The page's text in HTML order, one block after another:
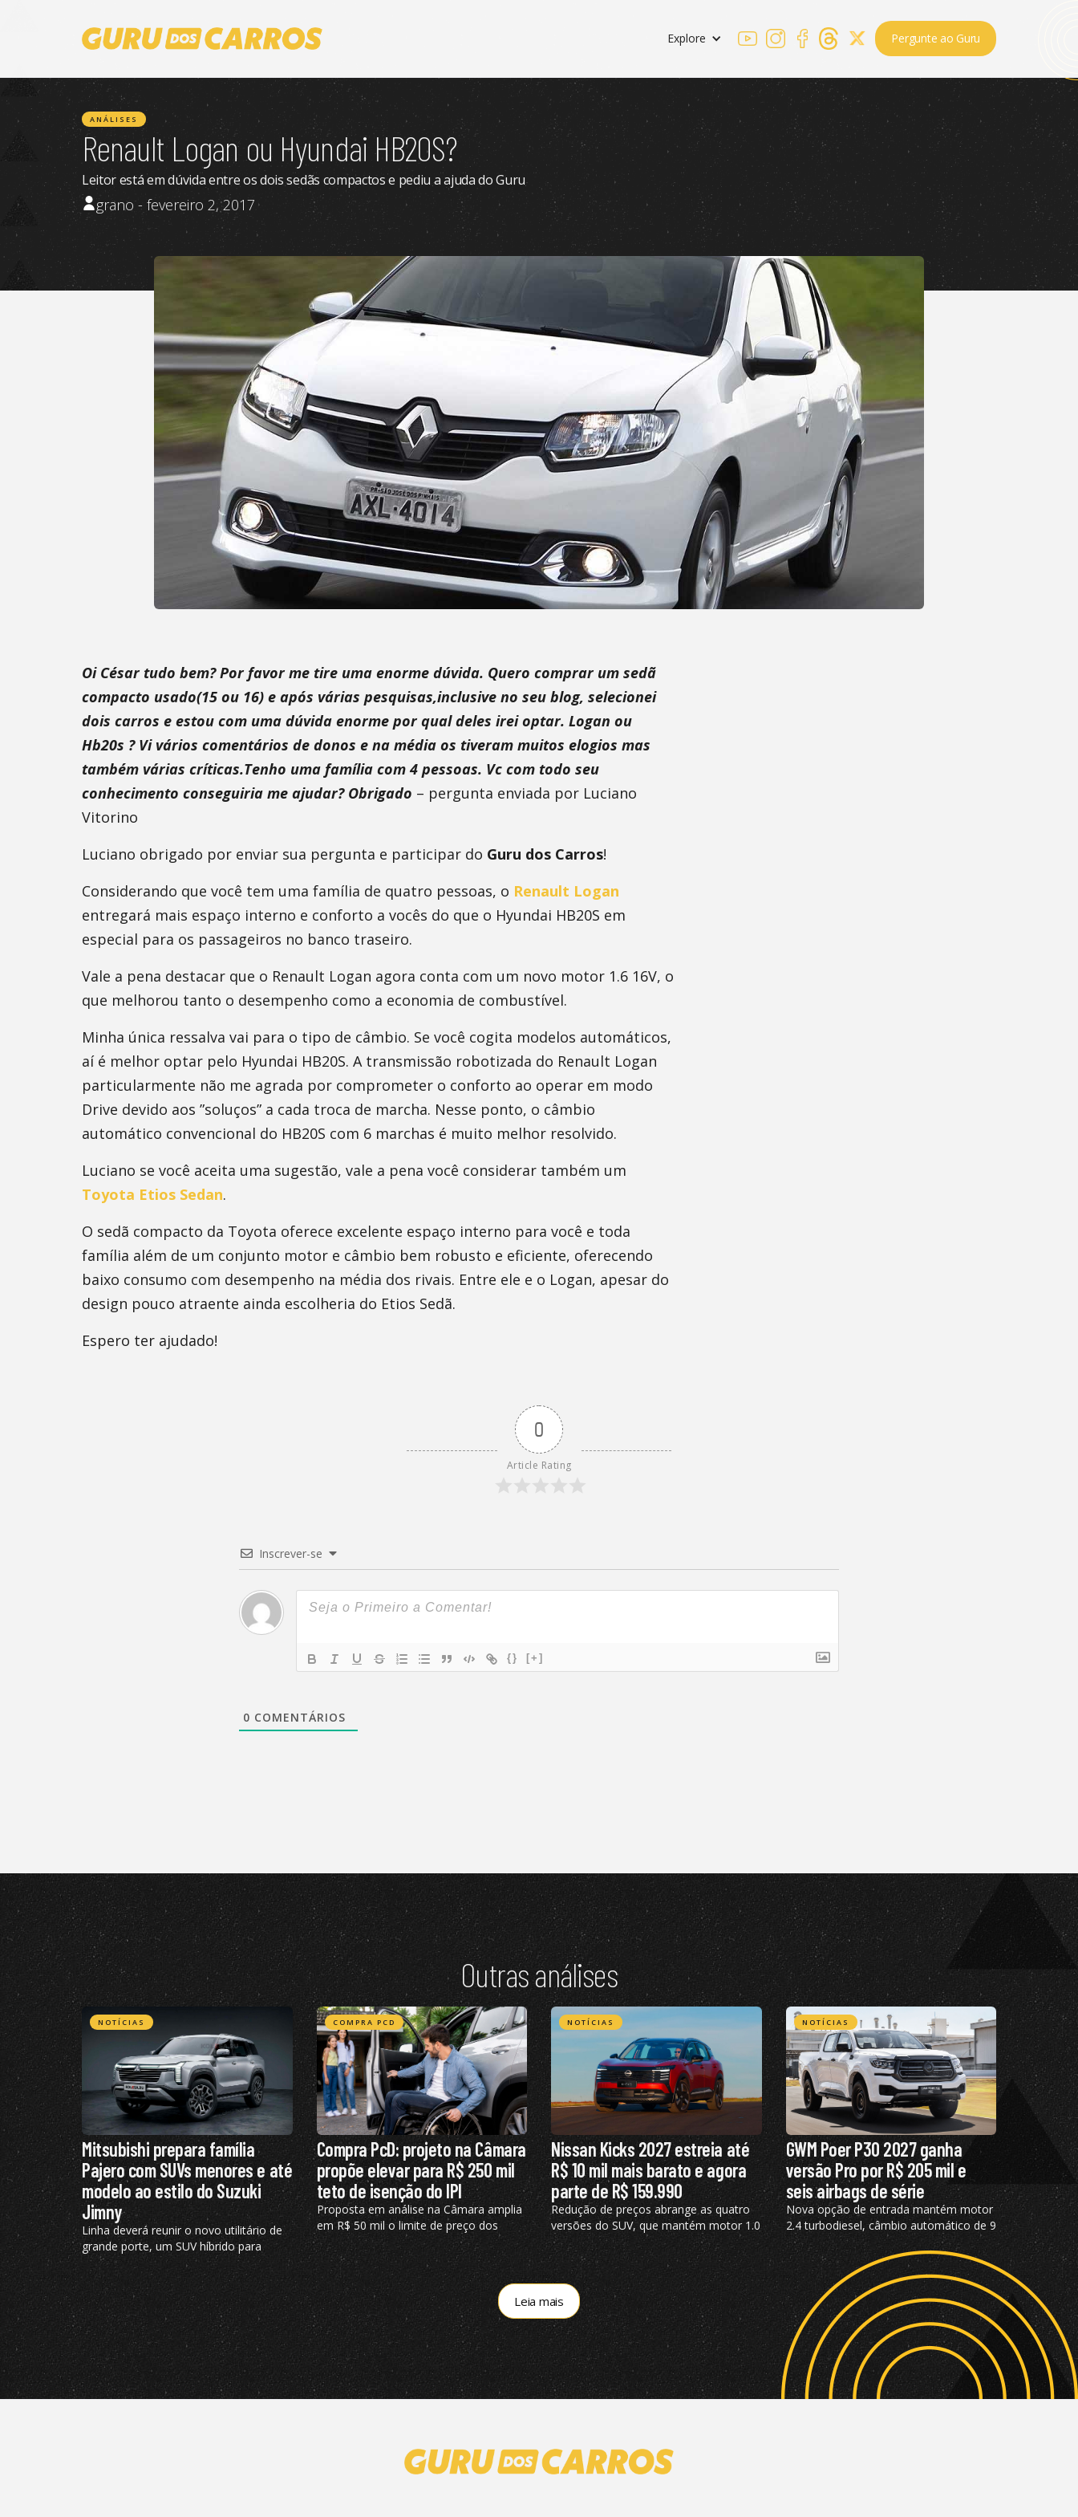
Explore Pergunte ao Guru
ANÁLISES
Renault Logan ou Hyundai HB20S?
Leitor está em dúvida entre os dois sedãs compactos e pediu a ajuda do Guru
grano - fevereiro 2, 2017
Oi César tudo bem? Por favor me tire uma enorme dúvida. Quero comprar um sedã
compacto usado(15 ou 16) e após várias pesquisas,inclusive no seu blog, selecionei
dois carros e estou com uma dúvida enorme por qual deles irei optar. Logan ou
Hb20s ? Vi vários comentários de donos e na média os tiveram muitos elogios mas
também várias críticas.Tenho uma família com 4 pessoas. Vc com todo seu
conhecimento conseguiria me ajudar? Obrigado – pergunta enviada por Luciano
Vitorino
Luciano obrigado por enviar sua pergunta e participar do Guru dos Carros!
Considerando que você tem uma família de quatro pessoas, o Renault Logan
entregará mais espaço interno e conforto a vocês do que o Hyundai HB20S em
especial para os passageiros no banco traseiro.
Vale a pena destacar que o Renault Logan agora conta com um novo motor 1.6 16V, o
que melhorou tanto o desempenho como a economia de combustível.
Minha única ressalva vai para o tipo de câmbio. Se você cogita modelos automáticos,
aí é melhor optar pelo Hyundai HB20S. A transmissão robotizada do Renault Logan
particularmente não me agrada por comprometer o conforto ao operar em modo
Drive devido aos ”soluços” a cada troca de marcha. Nesse ponto, o câmbio
automático convencional do HB20S com 6 marchas é muito melhor resolvido.
Luciano se você aceita uma sugestão, vale a pena você considerar também um
Toyota Etios Sedan.
O sedã compacto da Toyota oferece excelente espaço interno para você e toda
família além de um conjunto motor e câmbio bem robusto e eficiente, oferecendo
baixo consumo com desempenho na média dos rivais. Entre ele e o Logan, apesar do
design pouco atraente ainda escolheria do Etios Sedã.
Espero ter ajudado!
0
Article Rating
Inscrever-se
{} [+]
0 COMENTÁRIOS
Outras análises
NOTÍCIAS
Mitsubishi prepara família
Pajero com SUVs menores e até
modelo ao estilo do Suzuki
Jimny
Linha deverá reunir o novo utilitário de
grande porte, um SUV híbrido para
rivalizar e modelo pequeno semelhante
ao Suzuki Jimny
COMPRA PCD
Compra PcD: projeto na Câmara
propõe elevar para R$ 250 mil
teto de isenção do IPI
Proposta em análise na Câmara amplia
em R$ 50 mil o limite de preço dos
veículos elegíveis ao benefício, hoje
fixado em R$ 200 mil
NOTÍCIAS
Nissan Kicks 2027 estreia até
R$ 10 mil mais barato e agora
parte de R$ 159.990
Redução de preços abrange as quatro
versões do SUV, que mantém motor 1.0
turbo de 125 cv e câmbio de dupla
embreagem
NOTÍCIAS
GWM Poer P30 2027 ganha
versão Pro por R$ 205 mil e
seis airbags de série
Nova opção de entrada mantém motor
2.4 turbodiesel, câmbio automático de 9
marchas, além de tração 4×4
Leia mais